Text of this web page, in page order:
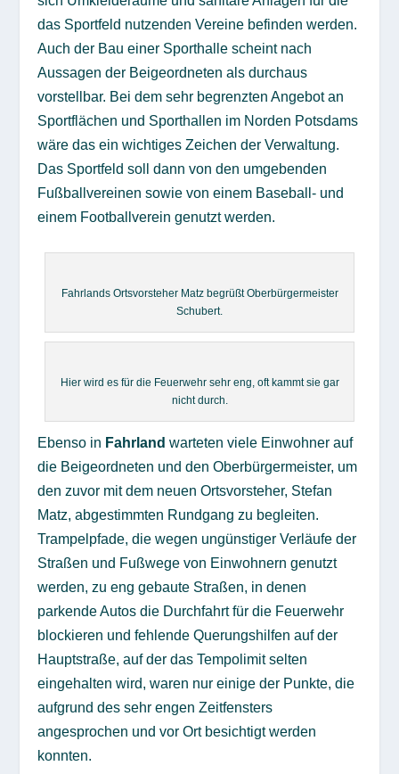
das Sportfeld nutzenden Vereine befinden werden.
Auch der Bau einer Sporthalle scheint nach
Aussagen der Beigeordneten als durchaus
vorstellbar. Bei dem sehr begrenzten Angebot an
Sportflächen und Sporthallen im Norden Potsdams
wäre das ein wichtiges Zeichen der Verwaltung.
Das Sportfeld soll dann von den umgebenden
Fußballvereinen sowie von einem Baseball- und
einem Footballverein genutzt werden.
Fahrlands Ortsvorsteher Matz begrüßt Oberbürgermeister
Schubert.
Hier wird es für die Feuerwehr sehr eng, oft kammt sie gar
nicht durch.
Ebenso in Fahrland warteten viele Einwohner auf
die Beigeordneten und den Oberbürgermeister, um
den zuvor mit dem neuen Ortsvorsteher, Stefan
Matz, abgestimmten Rundgang zu begleiten.
Trampelpfade, die wegen ungünstiger Verläufe der
Straßen und Fußwege von Einwohnern genutzt
werden, zu eng gebaute Straßen, in denen
parkende Autos die Durchfahrt für die Feuerwehr
blockieren und fehlende Querungshilfen auf der
Hauptstraße, auf der das Tempolimit selten
eingehalten wird, waren nur einige der Punkte, die
aufgrund des sehr engen Zeitfensters
angesprochen und vor Ort besichtigt werden
konnten.